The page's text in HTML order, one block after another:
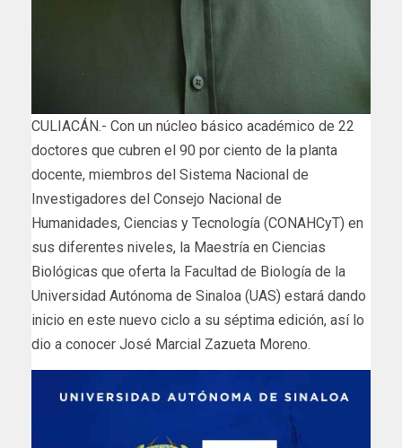
CULIACÁN.- Con un núcleo básico académico de 22
doctores que cubren el 90 por ciento de la planta
docente, miembros del Sistema Nacional de
Investigadores del Consejo Nacional de
Humanidades, Ciencias y Tecnología (CONAHCyT) en
sus diferentes niveles, la Maestría en Ciencias
Biológicas que oferta la Facultad de Biología de la
Universidad Autónoma de Sinaloa (UAS) estará dando
inicio en este nuevo ciclo a su séptima edición, así lo
dio a conocer José Marcial Zazueta Moreno.